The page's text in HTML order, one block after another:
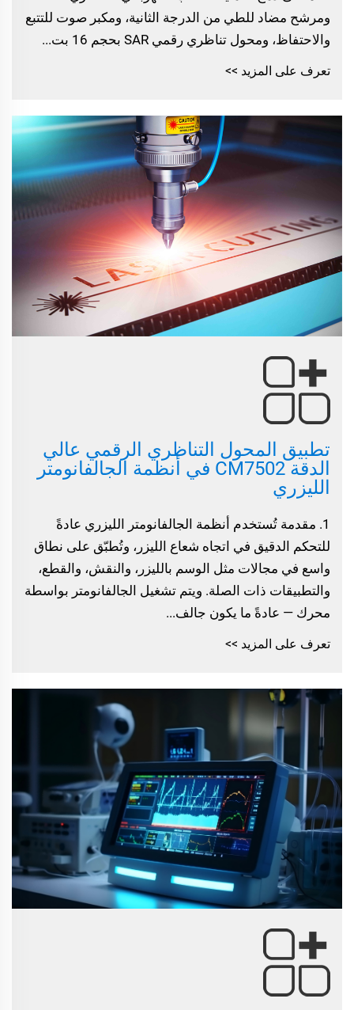
ومرشح مضاد للطي من الدرجة الثانية، ومكبر صوت للتتبع
والاحتفاظ، ومحول تناظري رقمي SAR بحجم 16 بت...
تعرف على المزيد >>
تطبيق المحول التناظري الرقمي عالي
الدقة CM7502 في أنظمة الجالفانومتر
الليزري
1. مقدمة تُستخدم أنظمة الجالفانومتر الليزري عادةً
للتحكم الدقيق في اتجاه شعاع الليزر، وتُطبّق على نطاق
واسع في مجالات مثل الوسم بالليزر، والنقش، والقطع،
والتطبيقات ذات الصلة. ويتم تشغيل الجالفانومتر بواسطة
محرك — عادةً ما يكون جالف...
تعرف على المزيد >>